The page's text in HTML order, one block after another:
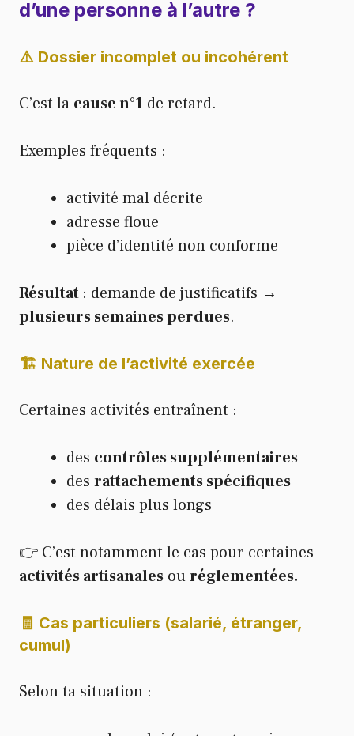
d’une personne à l’autre ?
⚠️ Dossier incomplet ou incohérent
C’est la cause n°1 de retard.
Exemples fréquents :
activité mal décrite
adresse floue
pièce d’identité non conforme
Résultat : demande de justificatifs →
plusieurs semaines perdues.
🏗️ Nature de l’activité exercée
Certaines activités entraînent :
des contrôles supplémentaires
des rattachements spécifiques
des délais plus longs
👉 C’est notamment le cas pour certaines
activités artisanales ouréglementées.
🧾 Cas particuliers (salarié, étranger,
cumul)
Selon ta situation :